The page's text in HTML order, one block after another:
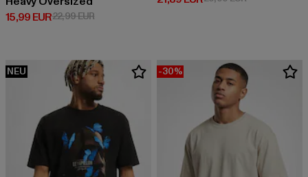
15,99 EUR
Derzeitiger Preis: 15,99 EUR
22,99 EURAktionspreis: 22,99 EUR
NEU -30%